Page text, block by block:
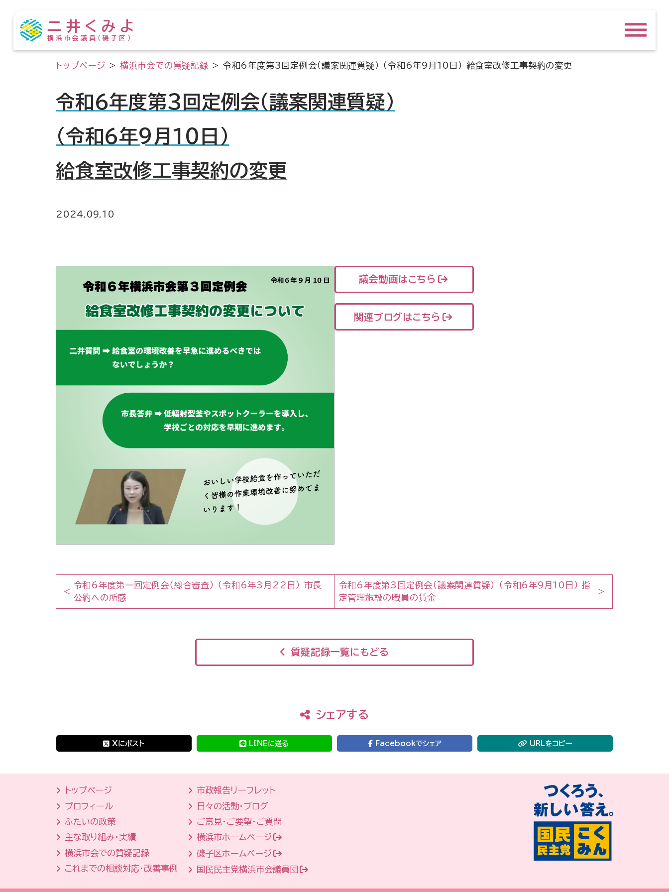
二井くみよ
横浜市会議員（磯子区）
トップページ > 横浜市会での質疑記録 > 令和6年度第3回定例会（議案関連質疑） （令和6年9月10日） 給食室改修工事契約の変更
令和6年度第3回定例会（議案関連質疑）
（令和6年9月10日）
給食室改修工事契約の変更
2024.09.10
議会動画はこちら
関連ブログはこちら
令和6年度第一回定例会（総合審査） （令和6年3月22日） 市長
公約への所感
令和6年度第3回定例会（議案関連質疑） （令和6年9月10日） 指
定管理施設の職員の賃金
質疑記録一覧にもどる
シェアする
Xにポスト LINEに送る Facebookでシェア URLをコピー
トップページ
プロフィール
ふたいの政策
主な取り組み・実績
横浜市会での質疑記録
これまでの相談対応・改善事例
市政報告リーフレット
日々の活動・ブログ
ご意見・ご要望・ご質問
横浜市ホームページ
磯子区ホームページ
国民民主党横浜市会議員団